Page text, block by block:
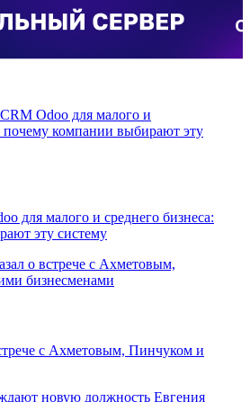
для малого и среднего бизнеса:
эту систему
с Ахметовым, Пинчуком и